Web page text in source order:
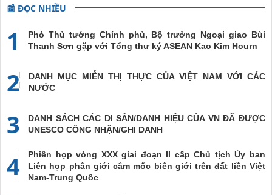
📰 ĐỌC NHIỀU
1
Phó Thủ tướng Chính phủ, Bộ trưởng Ngoại giao Bùi
Thanh Sơn gặp với Tổng thư ký ASEAN Kao Kim Hourn
2
DANH MỤC MIỄN THỊ THỰC CỦA VIỆT NAM VỚI CÁC
NƯỚC
3
DANH SÁCH CÁC DI SẢN/DANH HIỆU CỦA VN ĐÃ ĐƯỢC
UNESCO CÔNG NHẬN/GHI DANH
4
Phiên họp vòng XXX giai đoạn II cấp Chủ tịch Ủy ban
Liên họp phân giới cắm mốc biên giới trên đất liền Việt
Nam-Trung Quốc